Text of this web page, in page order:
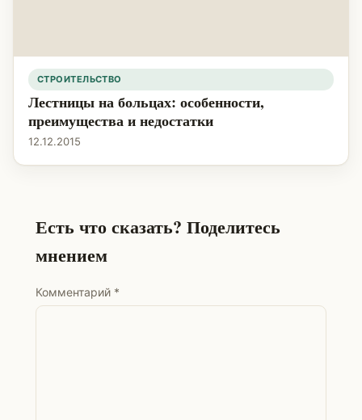
СТРОИТЕЛЬСТВО
Лестницы на больцах: особенности,
преимущества и недостатки
12.12.2015
Есть что сказать? Поделитесь
мнением
Комментарий *